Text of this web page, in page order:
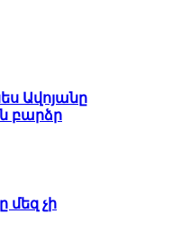
Ավոյանը
բարձր
չի